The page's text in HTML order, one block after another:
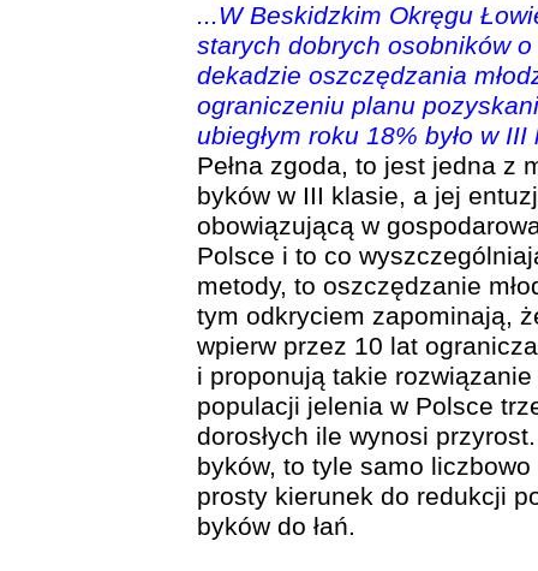
...W Beskidzkim Okręgu
starych dobrych osobników
dekadzie oszczędzania
ograniczeniu planu
ubiegłym roku 18% było w
Pełna zgoda, to jest jedna z
byków w III klasie, a jej
obowiązującą w
Polsce i to co
metody, to oszczędzanie
tym odkryciem zapominają,
wpierw przez 10 lat
i proponują takie
populacji jelenia w Polsce
dorosłych ile wynosi
byków, to tyle samo
prosty kierunek do redukcji
byków do łań.